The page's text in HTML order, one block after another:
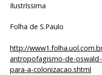
Ilustríssima
Folha de S.Paulo
http://
antropofagismo-de-
para-a-colonizacao.shtml